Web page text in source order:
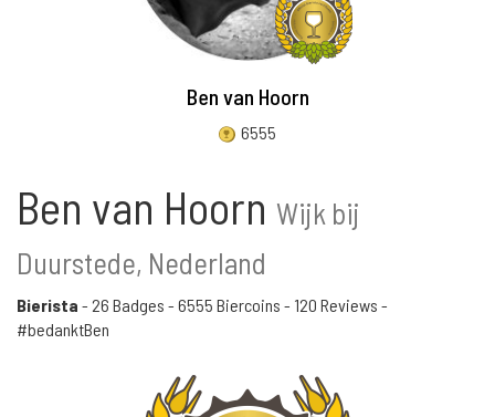
Ben van Hoorn
6555
Ben van Hoorn Wijk bij
Duurstede, Nederland
Bierista - 26 Badges - 6555 Biercoins - 120 Reviews -
#bedanktBen